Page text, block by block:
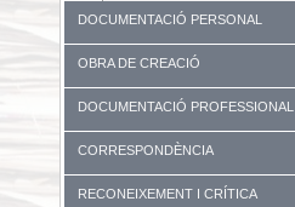
DOCUMENTACIÓ PERSONAL
OBRA DE CREACIÓ
DOCUMENTACIÓ PROFESSIONAL
CORRESPONDÈNCIA
RECONEIXEMENT I CRÍTICA